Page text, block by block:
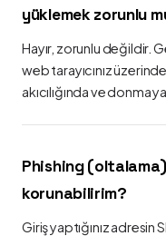
yüklemek zorunlu
Hayır, zorunlu değildir.
web tarayıcınız
akıcılığında ve donma
Phishing
korunabilirim?
Giriş yaptığınız adresin